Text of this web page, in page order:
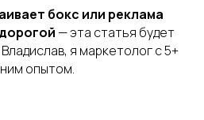
бокс или реклама
— эта статья будет
я маркетолог с 5+
опытом.